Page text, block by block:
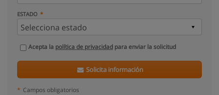
ESTADO
Acepta la política de privacidad para enviar la solicitud
Solicita información
* Campos obligatorios